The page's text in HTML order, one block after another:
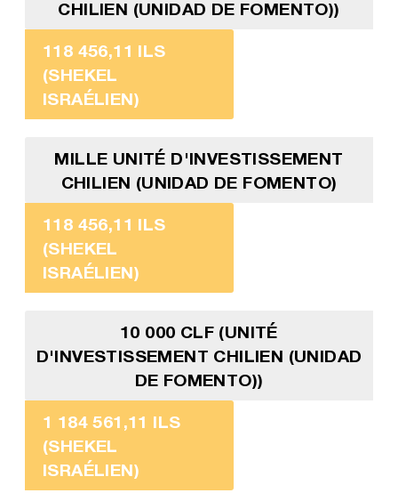
CHILIEN (UNIDAD DE FOMENTO))
118 456,11 ILS
(SHEKEL
ISRAÉLIEN)
MILLE UNITÉ D'INVESTISSEMENT
CHILIEN (UNIDAD DE FOMENTO)
118 456,11 ILS
(SHEKEL
ISRAÉLIEN)
10 000 CLF (UNITÉ
D'INVESTISSEMENT CHILIEN (UNIDAD
DE FOMENTO))
1 184 561,11 ILS
(SHEKEL
ISRAÉLIEN)